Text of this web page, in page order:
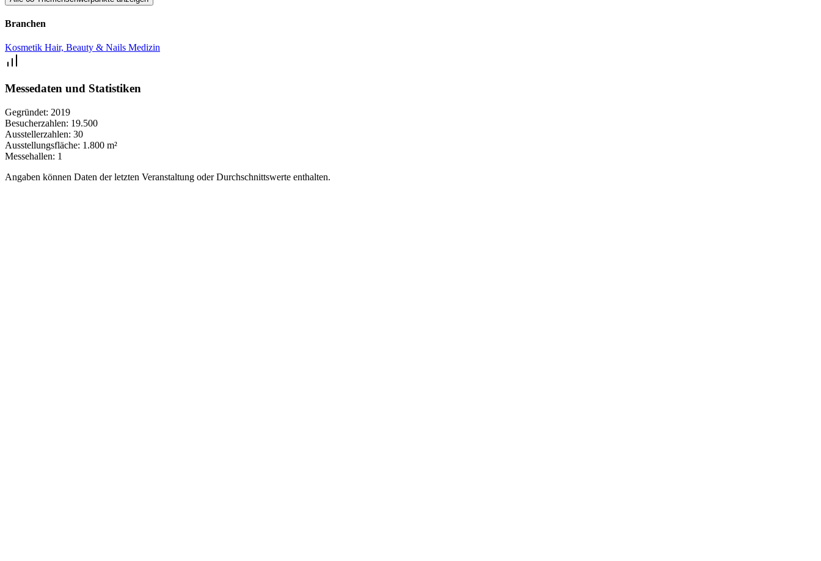
Branchen
Kosmetik Hair, Beauty & Nails Medizin
Messedaten und Statistiken
Gegründet: 2019
Besucherzahlen: 19.500
Ausstellerzahlen: 30
Ausstellungsfläche: 1.800 m²
Messehallen: 1
Angaben können Daten der letzten Veranstaltung oder Durchschnittswerte enthalten.